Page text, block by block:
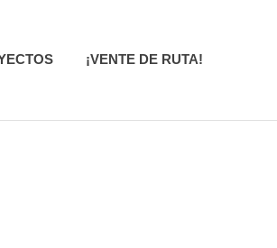
¡VENTE DE RUTA!